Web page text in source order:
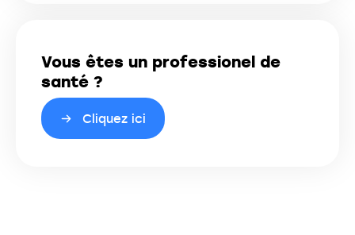
Vous êtes un professionel de
santé ?
Cliquez ici